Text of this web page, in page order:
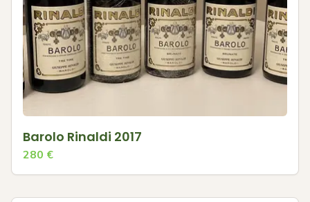
Barolo Rinaldi 2017
280 €